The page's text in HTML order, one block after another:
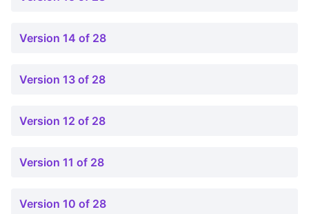
Version 14 of 28
Version 13 of 28
Version 12 of 28
Version 11 of 28
Version 10 of 28